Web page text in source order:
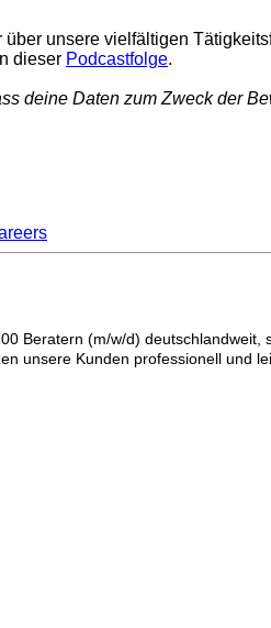
unsere vielfältigen
dieser Podcastfolge.
deine Daten zum Zweck der
Beratern (m/w/d)
unsere Kunden professionell und